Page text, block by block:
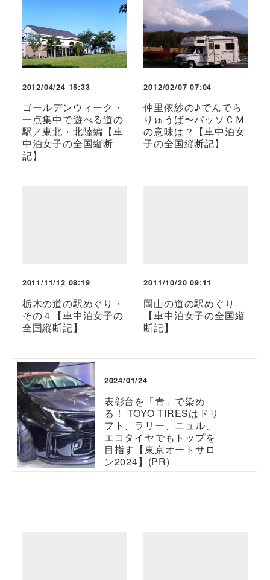
2012/04/24 15:33
ゴールデンウィーク・
一点集中で遊べる道の
駅／東北・北陸編【車
中泊女子の全国縦断
記】
2012/02/07 07:04
仲里依紗の♪でんでら
りゅうば〜パッソＣＭ
の意味は？【車中泊女
子の全国縦断記】
2011/11/12 08:19
栃木の道の駅めぐり・
その４【車中泊女子の
全国縦断記】
2011/10/20 09:11
岡山の道の駅めぐり
【車中泊女子の全国縦
断記】
2024/01/24
表彰台を「青」で染め
る！ TOYO TIRESはドリ
フト、ラリー、ニュル、
エコタイヤでもトップを
目指す【東京オートサロ
ン2024】(PR)